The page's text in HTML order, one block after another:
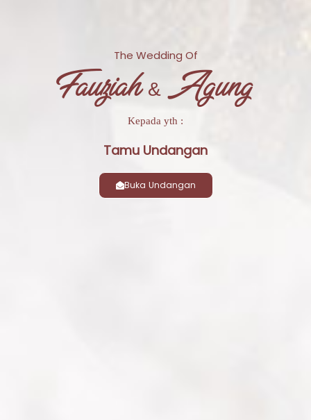
The Wedding Of
Fauziah & Agung
Kepada yth :
Tamu Undangan
Buka Undangan